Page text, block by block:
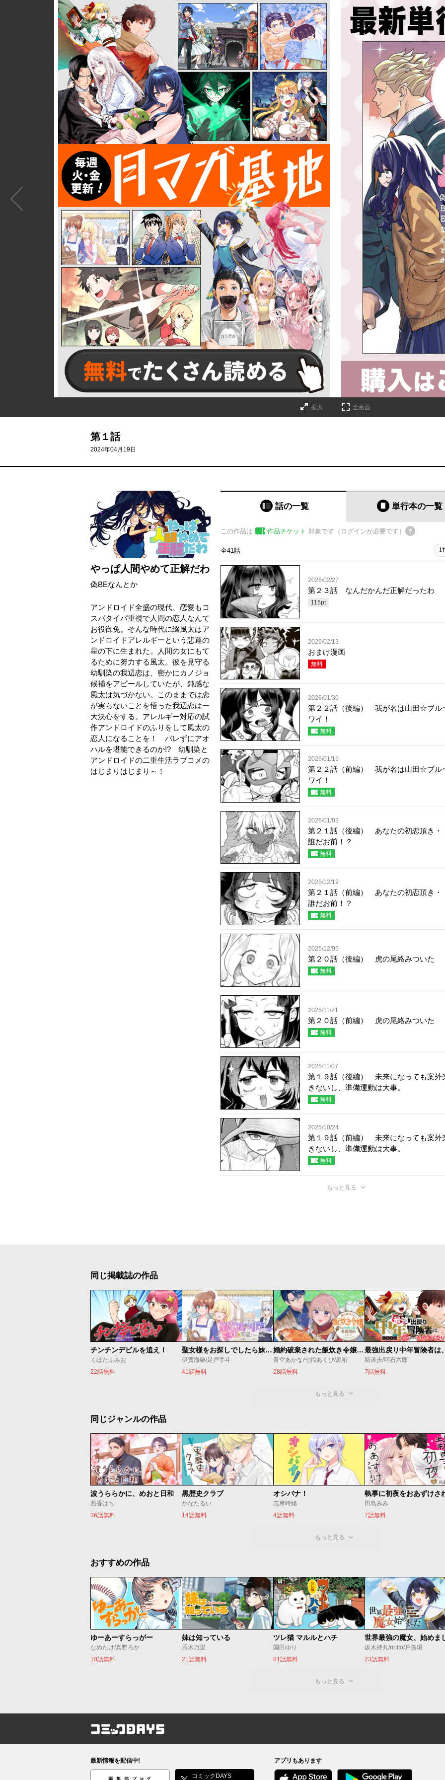
詳細ページへのリンク
詳細ページへのリンク
拡大 全画面
第１話
2024年04月19日
やっぱ人間やめて正解だわ
偽BEなんとか
アンドロイド全盛の現代、恋愛もコ
スパタイパ重視で人間の恋人なんて
お役御免。そんな時代に綴風太はア
ンドロイドアレルギーという悲運の
星の下に生まれた。人間の女にもて
るために努力する風太。彼を見守る
幼馴染の我辺恋は、密かにカノジョ
候補をアピールしていたが、鈍感な
風太は気づかない。このままでは恋
が実らないことを悟った我辺恋は一
大決心をする。アレルギー対応の試
作アンドロイドのふりをして風太の
恋人になることを！ バレずにアオ
ハルを堪能できるのか!? 幼馴染と
アンドロイドの二重生活ラブコメの
はじまりはじまり～！
話の一覧 単行本の一覧
この作品は 作品チケット 対象です（ログインが必要です）
全41話
2026/02/27
第２３話 なんだかんだ正解だったわ
115pt
2026/02/13
おまけ漫画
無料
2026/01/30
第２２話（後編） 我が名は山田☆ブル
ワイ！
無料
2026/01/16
第２２話（前編） 我が名は山田☆ブル
ワイ！
無料
2026/01/02
第２１話（後編） あなたの初恋頂き・
誰だお前！？
無料
2025/12/19
第２１話（前編） あなたの初恋頂き・
誰だお前！？
無料
2025/12/05
第２０話（後編） 虎の尾絡みついた
無料
2025/11/21
第２０話（前編） 虎の尾絡みついた
無料
2025/11/07
第１９話（後編） 未来になっても案外
きないし、準備運動は大事。
無料
2025/10/24
第１９話（前編） 未来になっても案外
きないし、準備運動は大事。
無料
もっと見る
同じ掲載誌の作品
チンチンデビルを追え！
くぼたふみお
22話無料
聖女様をお探しでしたら妹で間違いありません。さあどうぞお連れください、今すぐ。
伊賀海栗/足戸手斗
41話無料
婚約破棄された飯炊き令嬢の私は冷酷公爵と専属契約しました～ですが胃袋を掴んだ結果、冷たかった公爵様がどんどん優しくなっています～
青空あかな/七福あくび/黒裄
28話無料
斯道歩/明石六郎
7話無料
もっと見る
同じジャンルの作品
波うららかに、めおと日和
西香はち
36話無料
黒歴史クラブ
かなたるい
14話無料
オシバナ！
志摩時緒
4話無料
田島みみ
7話無料
もっと見る
おすすめの作品
ゆーあーすらっがー
なめたけ/真野ろか
10話無料
妹は知っている
雁木万里
21話無料
ツレ猫 マルルとハチ
園田ゆり
81話無料
坂木持丸/riritto/戸賀環
23話無料
もっと見る
コミックDAYS
最新情報を配信中!
編集部ブログ コミックDAYS
アプリもあります